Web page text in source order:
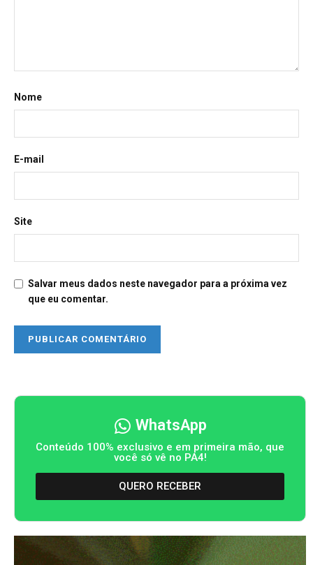
Nome
E-mail
Site
Salvar meus dados neste navegador para a próxima vez
que eu comentar.
WhatsApp
Conteúdo 100% exclusivo e em primeira mão, que
você só vê no PA4!
QUERO RECEBER